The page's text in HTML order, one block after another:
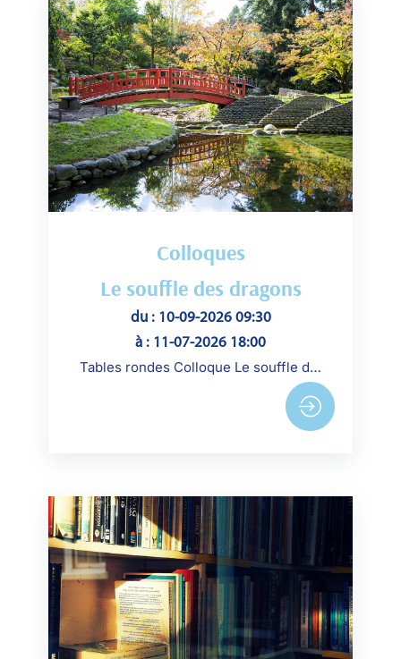
Colloques
Le souffle des dragons
du : 10-09-2026 09:30
à : 11-07-2026 18:00
Tables rondes Colloque Le souffle des dragons Trois jours de dialogue pour repenser l’habitabilité hors du cadre naturaliste moderne